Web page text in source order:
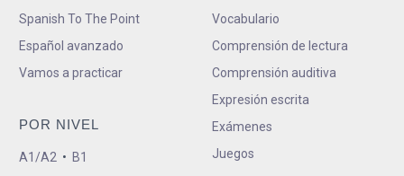
Spanish To The Point
Español avanzado
Vamos a practicar
POR NIVEL
A1/A2 • B1
Vocabulario
Comprensión de lectura
Comprensión auditiva
Expresión escrita
Exámenes
Juegos